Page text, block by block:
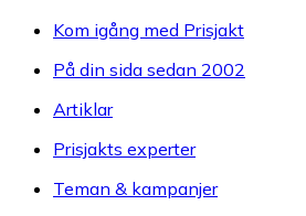
Kom igång med Prisjakt
På din sida sedan 2002
Artiklar
Prisjakts experter
Teman & kampanjer